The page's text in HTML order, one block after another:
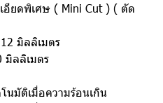
อียดพิเศษ ( Mini Cut ) ( ตัด
มิลลิเมตร
มิลลิเมตร
นมัติเมื่อความร้อนเกิน